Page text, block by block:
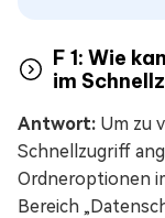
F 1: Wie
im
Antwort: Um zu
Schnellzugriff
Ordneroptionen
Bereich